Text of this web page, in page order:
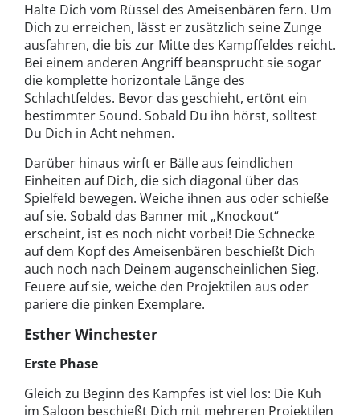
Halte Dich vom Rüssel des Ameisenbären fern. Um
Dich zu erreichen, lässt er zusätzlich seine Zunge
ausfahren, die bis zur Mitte des Kampffeldes reicht.
Bei einem anderen Angriff beansprucht sie sogar
die komplette horizontale Länge des
Schlachtfeldes. Bevor das geschieht, ertönt ein
bestimmter Sound. Sobald Du ihn hörst, solltest
Du Dich in Acht nehmen.
Darüber hinaus wirft er Bälle aus feindlichen
Einheiten auf Dich, die sich diagonal über das
Spielfeld bewegen. Weiche ihnen aus oder schieße
auf sie. Sobald das Banner mit „Knockout“
erscheint, ist es noch nicht vorbei! Die Schnecke
auf dem Kopf des Ameisenbären beschießt Dich
auch noch nach Deinem augenscheinlichen Sieg.
Feuere auf sie, weiche den Projektilen aus oder
pariere die pinken Exemplare.
Esther Winchester
Erste Phase
Gleich zu Beginn des Kampfes ist viel los: Die Kuh
im Saloon beschießt Dich mit mehreren Projektilen